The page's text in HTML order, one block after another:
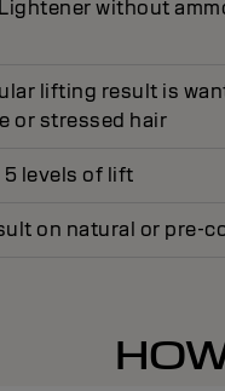
without
lifting result is
or stressed hair
5 levels of lift
on natural or pre-